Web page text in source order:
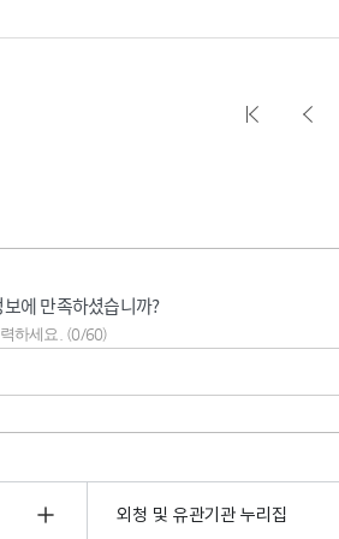
에 만족하셨습니까?
하세요. (0/60)
외청 및 유관기관 누리집